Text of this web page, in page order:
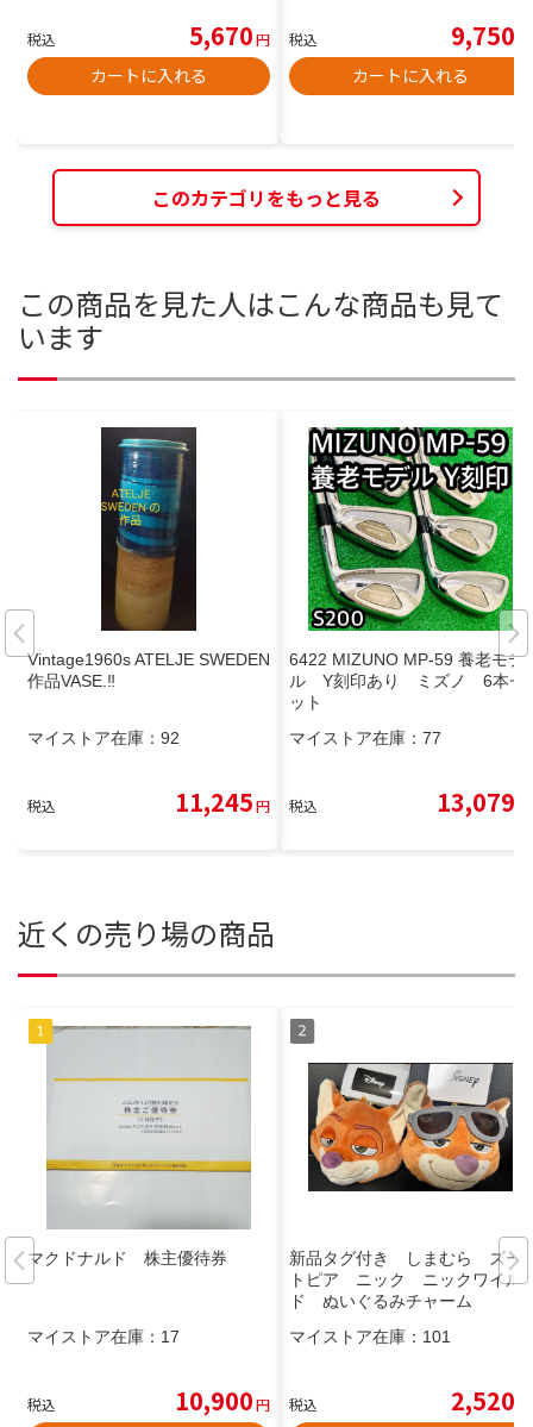
税込 5,670円
カートに入れる
税込 9,750
カートに入れる
このカテゴリをもっと見る
この商品を見た人はこんな商品も見て
います
Vintage1960s ATELJE SWEDEN
作品VASE.‼️
マイストア在庫： 92
税込 11,245円
6422 MIZUNO MP-59 養老モデ
ル Y刻印あり ミズノ 6本セ
ット
マイストア在庫： 77
税込 13,079
近くの売り場の商品
マクドナルド 株主優待券
マイストア在庫： 17
税込 10,900円
新品タグ付き しまむら ズー
トピア ニック ニックワイル
ド ぬいぐるみチャーム
マイストア在庫： 101
税込 2,520